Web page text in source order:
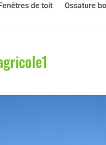
de toit Ossature